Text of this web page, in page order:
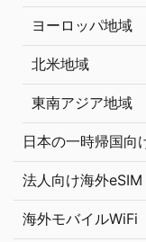
ヨーロッパ地域
北米地域
東南アジア地域
日本の一時帰国向
法人向け海外
海外モバイルWiFi